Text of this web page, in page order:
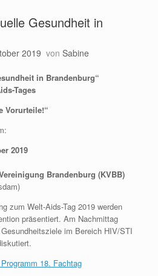
Gesundheit in
2019 von Sabine
in Brandenburg“
Tages
Vorurteile!“
2019
Brandenburg (KVBB)
zum Welt-Aids-Tag 2019 werden
präsentiert. Am Nachmittag
im Bereich HIV/STI
18. Fachtag